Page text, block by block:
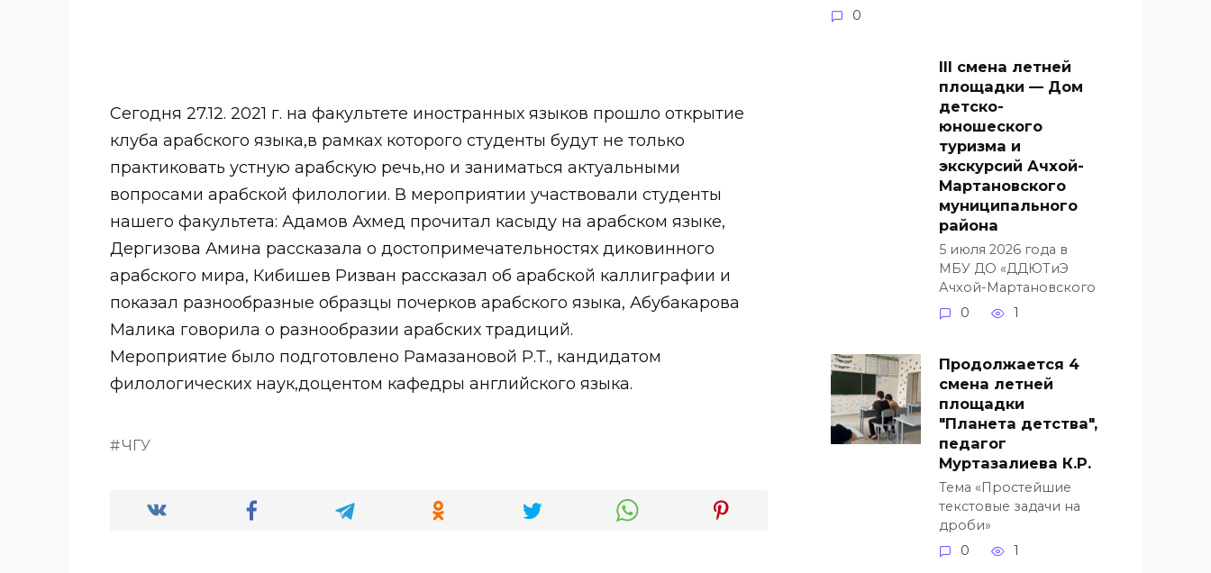
Сегодня 27.12. 2021 г. на факультете иностранных языков прошло открытие
клуба арабского языка,в рамках которого студенты будут не только
практиковать устную арабскую речь,но и заниматься актуальными
вопросами арабской филологии. В мероприятии участвовали студенты
нашего факультета: Адамов Ахмед прочитал касыду на арабском языке,
Дергизова Амина рассказала о достопримечательностях диковинного
арабского мира, Кибишев Ризван рассказал об арабской каллиграфии и
показал разнообразные образцы почерков арабского языка, Абубакарова
Малика говорила о разнообразии арабских традиций.
Мероприятие было подготовлено Рамазановой Р.Т., кандидатом
филологических наук,доцентом кафедры английского языка.
ЧГУ
0
III смена летней
площадки — Дом
детско-
юношеского
туризма и
экскурсий Ачхой-
Мартановского
муниципального
района
5 июля 2026 года в
МБУ ДО «ДДЮТиЭ
Ачхой-Мартановского
0
1
Продолжается 4
смена летней
площадки
"Планета детства",
педагог
Муртазалиева К.Р.
Тема «Простейшие
текстовые задачи на
дроби»
0
1